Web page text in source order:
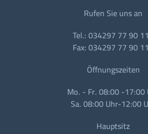
Rufen Sie uns an
Tel.: 034297 77 90
Fax: 034297 77 90
Öffnungszeiten
Mo. - Fr. 08:00 -17:00
Sa. 08:00 Uhr-12:00
Hauptsitz